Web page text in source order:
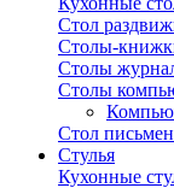
Стол
Столы-
Столы
Столы
Стол
Стулья
Кухонные